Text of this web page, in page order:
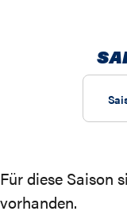
Für diese Saison
vorhanden.